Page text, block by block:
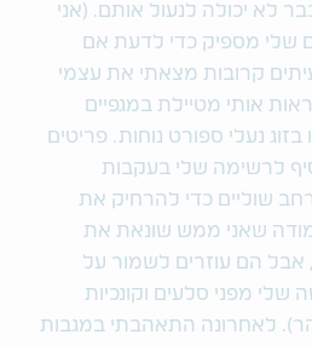
לא יכולה לנעול אותם. (אני
שלי מספיק כדי לדעת אם
קרובות מצאתי את עצמי
אותי מטיילת במגפיים
נעלי ספורט נוחות. פריטים
לרשימה שלי בעקבות
שוליים כדי להרחיק את
מודה שאני ממש שונאת את
הם עוזרים לשמור על
שלי מפני סלעים וקונכיות
לאחרונה התאהבתי במגבות